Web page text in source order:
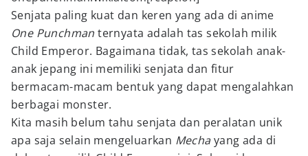
Senjata paling kuat dan keren yang ada di anime
One Punchman ternyata adalah tas sekolah milik
Child Emperor. Bagaimana tidak, tas sekolah anak-
anak jepang ini memiliki senjata dan fitur
bermacam-macam bentuk yang dapat mengalahkan
berbagai monster.
Kita masih belum tahu senjata dan peralatan unik
apa saja selain mengeluarkan Mechayang ada di